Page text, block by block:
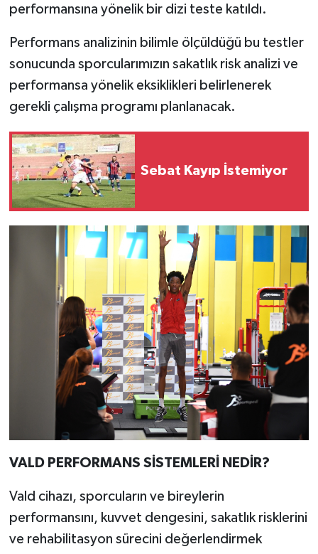
performansına yönelik bir dizi teste katıldı.
Performans analizinin bilimle ölçüldüğü bu testler
sonucunda sporcularımızın sakatlık risk analizi ve
performansa yönelik eksiklikleri belirlenerek
gerekli çalışma programı planlanacak.
Sebat Kayıp İstemiyor
VALD PERFORMANS SİSTEMLERİ NEDİR?
Vald cihazı, sporcuların ve bireylerin
performansını, kuvvet dengesini, sakatlık risklerini
ve rehabilitasyon sürecini değerlendirmek